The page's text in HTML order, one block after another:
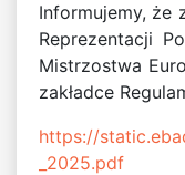
Informujemy, że
Reprezentacji
Mistrzostwa
zakładce
https://
_2025.pdf